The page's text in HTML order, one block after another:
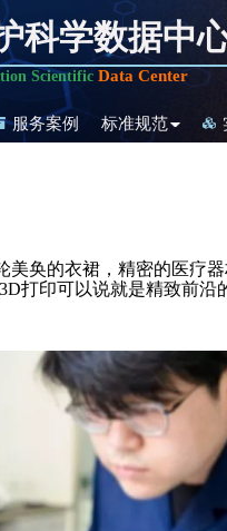
科学数据中
Scientific Data Center
服务案例 标准规范
奂的衣裙，精密的医疗
打印可以说就是精致前